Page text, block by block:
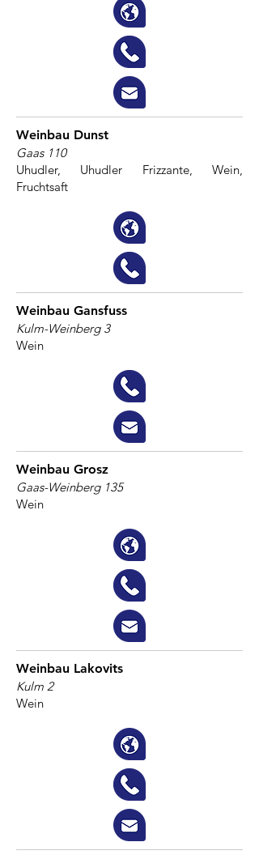
Weinbau Dunst
Gaas 110
Uhudler, Uhudler Frizzante, Wein,
Fruchtsaft
Weinbau Gansfuss
Kulm-Weinberg 3
Wein
Weinbau Grosz
Gaas-Weinberg 135
Wein
Weinbau Lakovits
Kulm 2
Wein